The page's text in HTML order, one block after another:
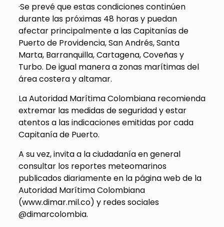
·Se prevé que estas condiciones continúen
durante las próximas 48 horas y puedan
afectar principalmente a las Capitanías de
Puerto de Providencia, San Andrés, Santa
Marta, Barranquilla, Cartagena, Coveñas y
Turbo. De igual manera a zonas marítimas del
área costera y altamar.
La Autoridad Marítima Colombiana recomienda
extremar las medidas de seguridad y estar
atentos a las indicaciones emitidas por cada
Capitanía de Puerto.
A su vez, invita a la ciudadanía en general
consultar los reportes meteomarinos
publicados diariamente en la página web de la
Autoridad Marítima Colombiana
(www.dimar.mil.co) y redes sociales
@dimarcolombia.